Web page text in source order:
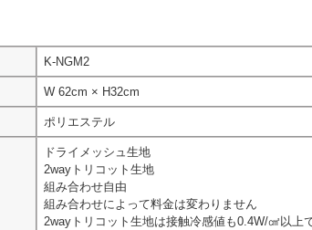
K-NGM2
W 62cm × H32cm
ポリエステル
ドライメッシュ生地
2wayトリコット生地
組み合わせ自由
組み合わせによって料金は変わりません
2wayトリコット生地は接触冷感値も0.4W/㎠以上